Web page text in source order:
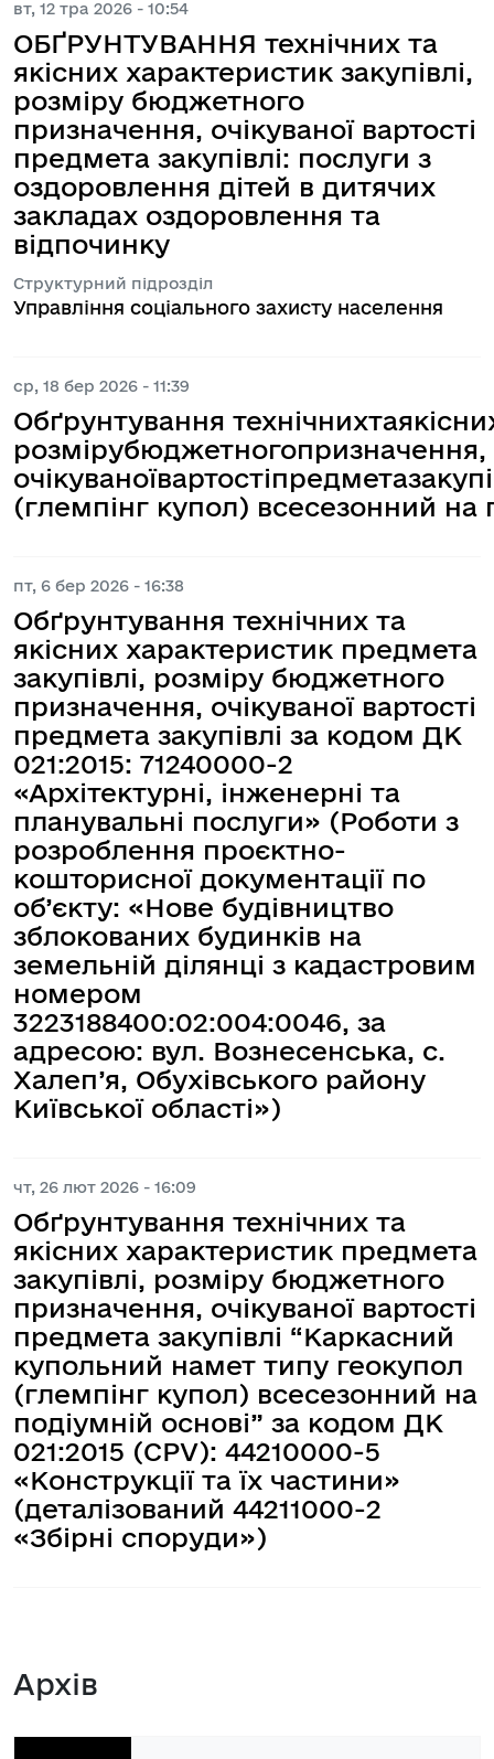
вт, 12 тра 2026 - 10:54
ОБҐРУНТУВАННЯ технічних та
якісних характеристик закупівлі,
розміру бюджетного
призначення, очікуваної вартості
предмета закупівлі: послуги з
оздоровлення дітей в дитячих
закладах оздоровлення та
відпочинку
Структурний підрозділ
Управління соціального захисту населення
ср, 18 бер 2026 - 11:39
Обґрунтування
розмірубюджетногопризначення,
(глемпінг купол) всесезонний на
пт, 6 бер 2026 - 16:38
Обґрунтування технічних та
якісних характеристик предмета
закупівлі, розміру бюджетного
призначення, очікуваної вартості
предмета закупівлі за кодом ДК
021:2015: 71240000-2
«Архітектурні, інженерні та
планувальні послуги» (Роботи з
розроблення проєктно-
кошторисної документації по
об’єкту: «Нове будівництво
зблокованих будинків на
земельній ділянці з кадастровим
номером
3223188400:02:004:0046, за
адресою: вул. Вознесенська, с.
Халеп’я, Обухівського району
Київської області»)
чт, 26 лют 2026 - 16:09
Обґрунтування технічних та
якісних характеристик предмета
закупівлі, розміру бюджетного
призначення, очікуваної вартості
предмета закупівлі “Каркасний
купольний намет типу геокупол
(глемпінг купол) всесезонний на
подіумній основі” за кодом ДК
021:2015 (CPV): 44210000-5
«Конструкції та їх частини»
(деталізований 44211000-2
«Збірні споруди»)
Архів